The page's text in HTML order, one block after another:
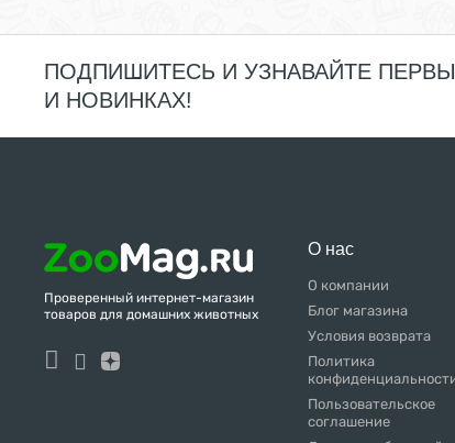
ПОДПИШИТЕСЬ И УЗНАВАЙТЕ
И НОВИНКАХ!
Проверенный интернет-магазин
товаров для домашних животных
О нас
О компании
Блог магазина
Условия возврата
Политика
Пользовательское
соглашение